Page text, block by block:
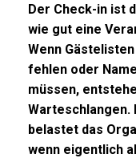
Der Check-in ist
wie gut eine
Wenn
fehlen oder
müssen,
Warteschlangen.
belastet das
wenn eigentlich